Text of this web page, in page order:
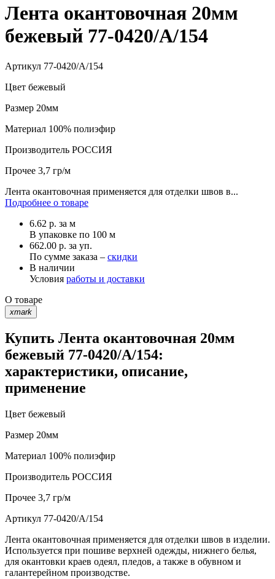
Лента окантовочная 20мм
бежевый 77-0420/А/154
Артикул 77-0420/А/154
Цвет бежевый
Размер 20мм
Материал 100% полиэфир
Производитель РОССИЯ
Прочее 3,7 гр/м
Лента окантовочная применяется для отделки швов в...
Подробнее о товаре
6.62 р. за м
В упаковке по 100 м
662.00 р. за уп.
По сумме заказа – скидки
В наличии
Условия работы и доставки
О товаре
xmark
Купить Лента окантовочная 20мм
бежевый 77-0420/А/154:
характеристики, описание,
применение
Цвет бежевый
Размер 20мм
Материал 100% полиэфир
Производитель РОССИЯ
Прочее 3,7 гр/м
Артикул 77-0420/А/154
Лента окантовочная применяется для отделки швов в изделии.
Используется при пошиве верхней одежды, нижнего белья,
для окантовки краев одеял, пледов, а также в обувном и
галантерейном производстве.